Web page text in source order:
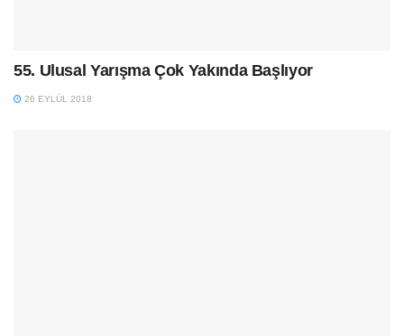
55. Ulusal Yarışma Çok Yakında Başlıyor
26 EYLÜL 2018